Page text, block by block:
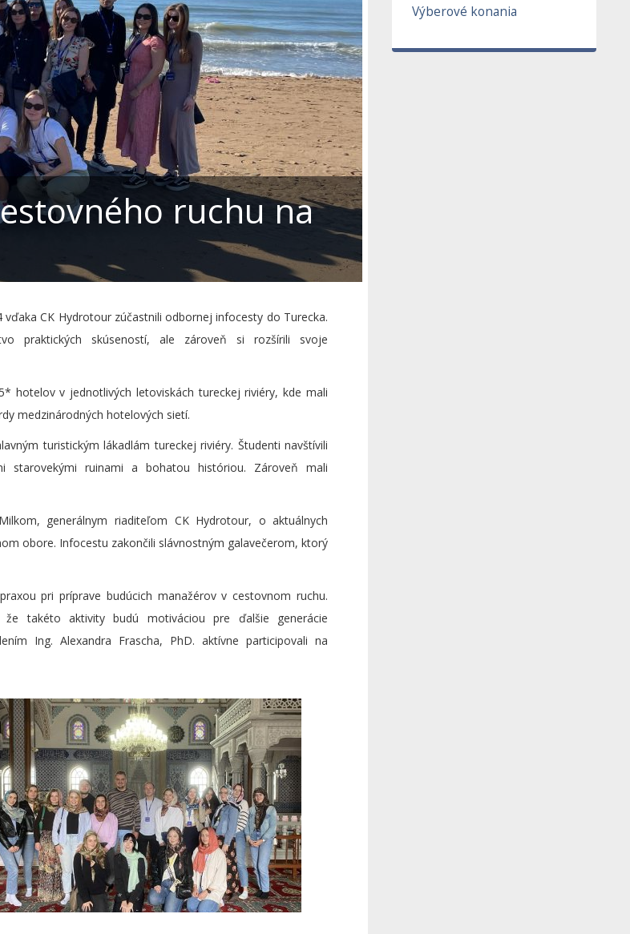
ruchu na
CK Hydrotour zúčastnili odbornej infocesty do Turecka.
praktických skúseností, ale zároveň si rozšírili svoje
hotelov v jednotlivých letoviskách tureckej riviéry, kde mali
medzinárodných hotelových sietí.
turistickým lákadlám tureckej riviéry. Študenti navštívili
ruinami a bohatou históriou. Zároveň mali
generálnym riaditeľom CK Hydrotour, o aktuálnych
obore. Infocestu zakončili slávnostným galavečerom, ktorý
pri príprave budúcich manažérov v cestovnom ruchu.
takéto aktivity budú motiváciou pre ďalšie generácie
Ing. Alexandra Frascha, PhD. aktívne participovali na
Výberové konania